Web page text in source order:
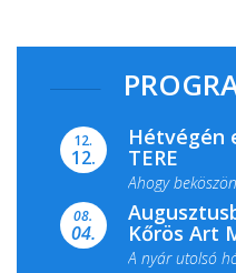
12.
12.
Hétvégén
TERE
Ahogy
ismét megtelik
08.
04. Kőrös Art
A nyár utolsó